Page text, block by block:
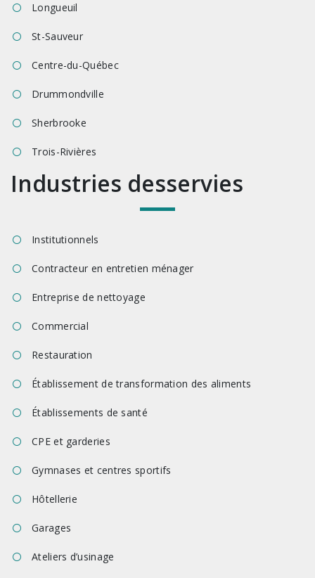
Longueuil
St-Sauveur
Centre-du-Québec
Drummondville
Sherbrooke
Trois-Rivières
Industries desservies
Institutionnels
Contracteur en entretien ménager
Entreprise de nettoyage
Commercial
Restauration
Établissement de transformation des aliments
Établissements de santé
CPE et garderies
Gymnases et centres sportifs
Hôtellerie
Garages
Ateliers d’usinage